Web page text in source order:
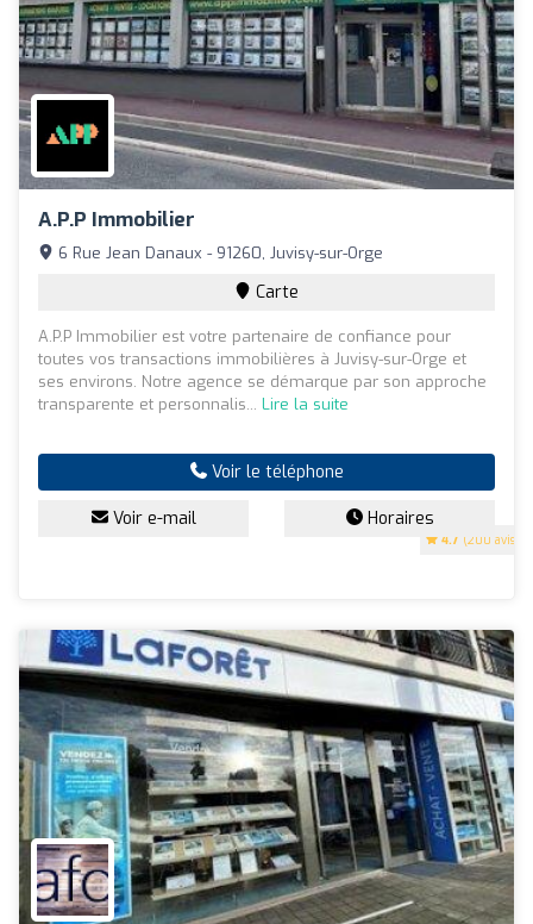
A.P.P Immobilier
4.7 (200 avis)
6 Rue Jean Danaux - 91260, Juvisy-sur-Orge
Carte
A.P.P Immobilier est votre partenaire de confiance pour
toutes vos transactions immobilières à Juvisy-sur-Orge et
ses environs. Notre agence se démarque par son approche
transparente et personnalis... Lire la suite
Voir le téléphone
Voir e-mail Horaires